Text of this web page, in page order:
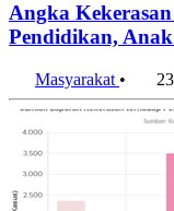
Angka
Pendidikan,
Masyarakat •